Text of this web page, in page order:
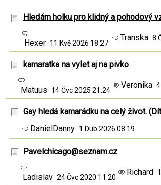
Hledám holku pro klidný a pohodový
Hexer 11 Kvě 2026 18:27
Transka 8
kamaratka na vylet aj na pivko
Matuus 14 Čvc 2025 21:24
Veronika
Gay hledá kamarádku na celý život.
DanielDanny 1 Dub 2026 08:19
Pavelchicago@seznam.cz
Ladislav 24 Čvc 2020 11:20
Richard